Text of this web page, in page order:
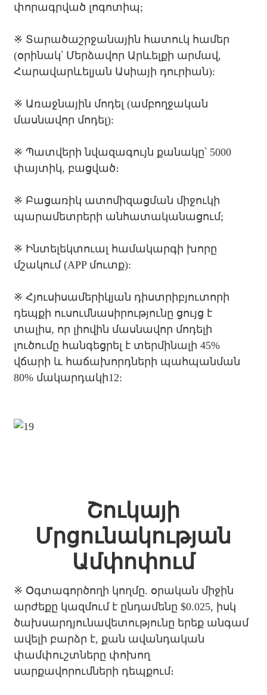
փորագրված լոգոտիպ;
※ Տարածաշրջանային հատուկ համեր
(օրինակ՝ Մերձավոր Արևելքի արմավ,
Հարավարևելյան Ասիայի դուրիան):
※ Առաջնային մոդել (ամբողջական
մասնավոր մոդել):
※ Պատվերի նվազագույն քանակը՝ 5000
փայտիկ, բացված։
※ Բացառիկ ատոմիզացման միջուկի
պարամետրերի անհատականացում;
※ Ինտելեկտուալ համակարգի խորը
մշակում (APP մուտք):
※ Հյուսիսամերիկյան դիստրիբյուտորի
դեպքի ուսումնասիրությունը ցույց է
տալիս, որ լիովին մասնավոր մոդելի
լուծումը հանգեցրել է տերմինալի 45%
վճարի և հաճախորդների պահպանման
80% մակարդակի12:
Շուկայի
Մրցունակության
Ամփոփում
※ Օգտագործողի կողմը. օրական միջին
արժեքը կազմում է ընդամենը $0.025, իսկ
ծախսարդյունավետությունը երեք անգամ
ավելի բարձր է, քան ավանդական
փամփուշտները փոխող
սարքավորումների դեպքում։